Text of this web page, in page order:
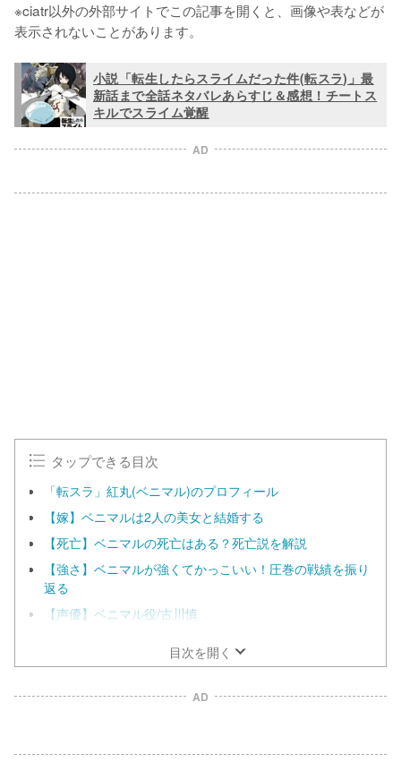
※ciatr以外の外部サイトでこの記事を開くと、画像や表などが
表示されないことがあります。
小説「転生したらスライムだった件(転スラ)」最
新話まで全話ネタバレあらすじ＆感想！チートス
キルでスライム覚醒
AD
タップできる目次
「転スラ」紅丸(ベニマル)のプロフィール
【嫁】ベニマルは2人の美女と結婚する
【死亡】ベニマルの死亡はある？死亡説を解説
【強さ】ベニマルが強くてかっこいい！圧巻の戦績を振り
返る
【声優】ベニマル役/古川慎
目次を開く
AD